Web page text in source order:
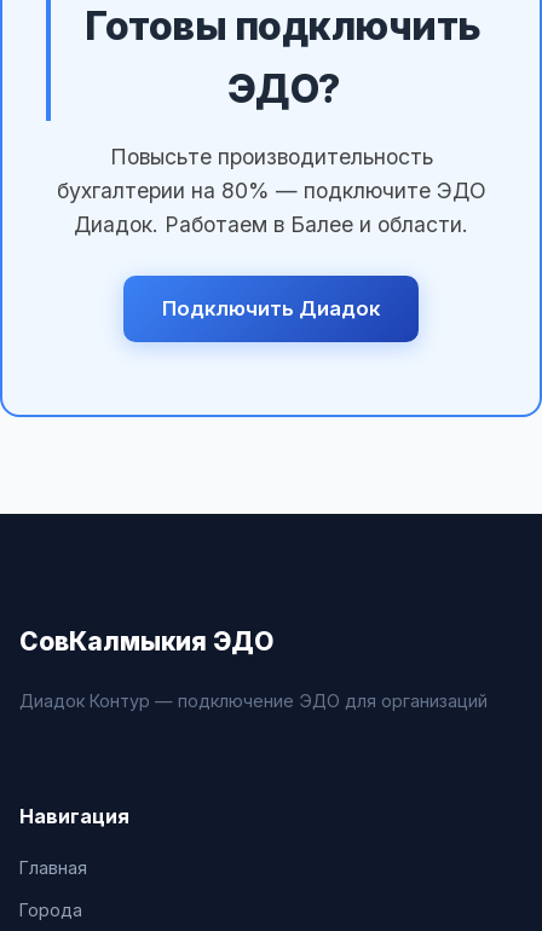
Готовы подключить
ЭДО?
Повысьте производительность
бухгалтерии на 80% — подключите ЭДО
Диадок. Работаем в Балее и области.
Подключить Диадок
СовКалмыкия ЭДО
Диадок Контур — подключение ЭДО для организаций
Навигация
Главная
Города